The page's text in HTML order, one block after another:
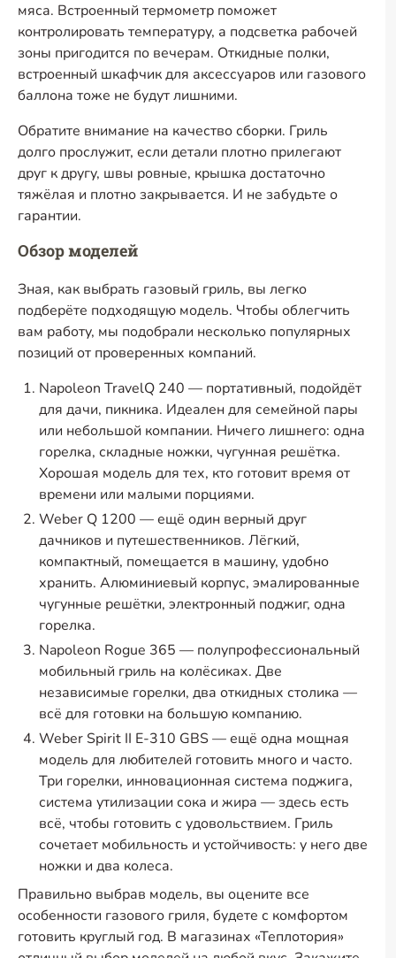
мяса. Встроенный термометр поможет
контролировать температуру, а подсветка рабочей
зоны пригодится по вечерам. Откидные полки,
встроенный шкафчик для аксессуаров или газового
баллона тоже не будут лишними.
Обратите внимание на качество сборки. Гриль
долго прослужит, если детали плотно прилегают
друг к другу, швы ровные, крышка достаточно
тяжёлая и плотно закрывается. И не забудьте о
гарантии.
Обзор моделей
Зная, как выбрать газовый гриль, вы легко
подберёте подходящую модель. Чтобы облегчить
вам работу, мы подобрали несколько популярных
позиций от проверенных компаний.
Napoleon TravelQ 240 — портативный, подойдёт
для дачи, пикника. Идеален для семейной пары
или небольшой компании. Ничего лишнего: одна
горелка, складные ножки, чугунная решётка.
Хорошая модель для тех, кто готовит время от
времени или малыми порциями.
Weber Q 1200 — ещё один верный друг
дачников и путешественников. Лёгкий,
компактный, помещается в машину, удобно
хранить. Алюминиевый корпус, эмалированные
чугунные решётки, электронный поджиг, одна
горелка.
Napoleon Rogue 365 — полупрофессиональный
мобильный гриль на колёсиках. Две
независимые горелки, два откидных столика —
всё для готовки на большую компанию.
Weber Spirit II E-310 GBS — ещё одна мощная
модель для любителей готовить много и часто.
Три горелки, инновационная система поджига,
система утилизации сока и жира — здесь есть
всё, чтобы готовить с удовольствием. Гриль
сочетает мобильность и устойчивость: у него две
ножки и два колеса.
Правильно выбрав модель, вы оцените все
особенности газового гриля, будете с комфортом
готовить круглый год. В магазинах «Теплотория»